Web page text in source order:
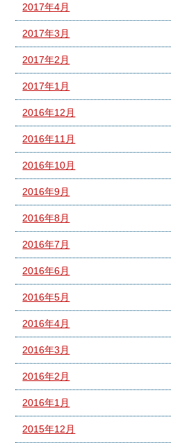
2017年4月
2017年3月
2017年2月
2017年1月
2016年12月
2016年11月
2016年10月
2016年9月
2016年8月
2016年7月
2016年6月
2016年5月
2016年4月
2016年3月
2016年2月
2016年1月
2015年12月